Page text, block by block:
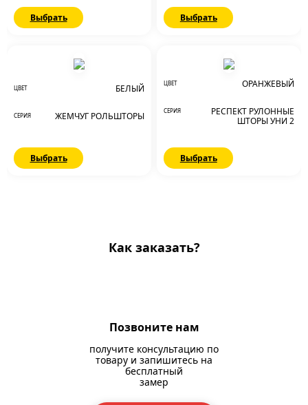
Выбрать Выбрать
ЦВЕТ БЕЛЫЙ
СЕРИЯ ЖЕМЧУГ РОЛЬШТОРЫ
Выбрать
ЦВЕТ ОРАНЖЕВЫЙ
СЕРИЯ
РЕСПЕКТ РУЛОННЫЕ
ШТОРЫ УНИ 2
Выбрать
Как заказать?
Позвоните нам
получите консультацию по
товару и запишитесь на
бесплатный
замер